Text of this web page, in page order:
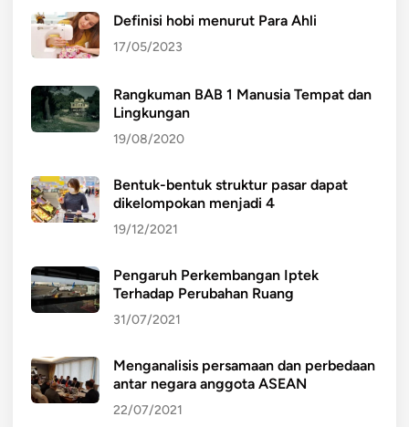
Definisi hobi menurut Para Ahli
17/05/2023
Rangkuman BAB 1 Manusia Tempat dan
Lingkungan
19/08/2020
Bentuk-bentuk struktur pasar dapat
dikelompokan menjadi 4
19/12/2021
Pengaruh Perkembangan Iptek
Terhadap Perubahan Ruang
31/07/2021
Menganalisis persamaan dan perbedaan
antar negara anggota ASEAN
22/07/2021